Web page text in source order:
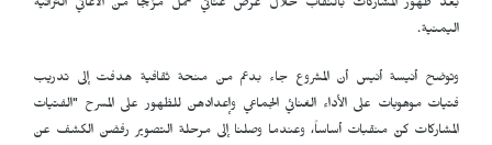
بعد ظهور المشاركات بالنقاب خلال عرض غنائي حمل مزيجاً من الأغاني التراثية
اليمنية.
وتوضح أنيسة أنيس أن المشروع جاء بدعم من منحة ثقافية هدفت إلى تدريب
فتيات موهوبات على الأداء الغنائي الجماعي وإعدادهن للظهور على المسرح "الفتيات
المشاركات كنّ منقبات أساساً، وعندما وصلنا إلى مرحلة التصوير رفضن الكشف عن